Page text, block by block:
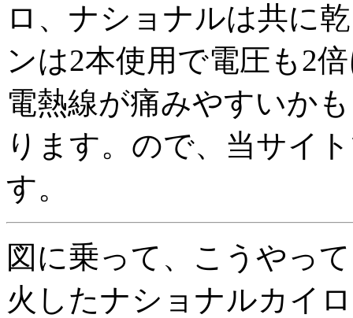
ロ、ナショナルは共に
ンは2本使用で電圧も2
電熱線が痛みやすいか
ります。ので、当サイ
す。
図に乗って、こうやっ
火したナショナルカイ